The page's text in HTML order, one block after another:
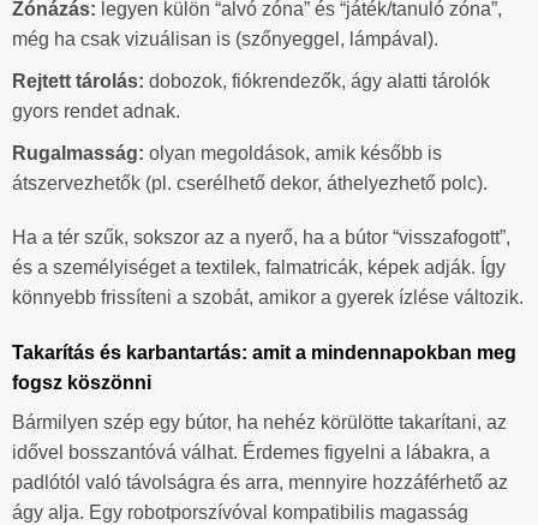
Zónázás: legyen külön “alvó zóna” és “játék/tanuló zóna”,
még ha csak vizuálisan is (szőnyeggel, lámpával).
Rejtett tárolás: dobozok, fiókrendezők, ágy alatti tárolók
gyors rendet adnak.
Rugalmasság: olyan megoldások, amik később is
átszervezhetők (pl. cserélhető dekor, áthelyezhető polc).
Ha a tér szűk, sokszor az a nyerő, ha a bútor “visszafogott”,
és a személyiséget a textilek, falmatricák, képek adják. Így
könnyebb frissíteni a szobát, amikor a gyerek ízlése változik.
Takarítás és karbantartás: amit a mindennapokban meg
fogsz köszönni
Bármilyen szép egy bútor, ha nehéz körülötte takarítani, az
idővel bosszantóvá válhat. Érdemes figyelni a lábakra, a
padlótól való távolságra és arra, mennyire hozzáférhető az
ágy alja. Egy robotporszívóval kompatibilis magasság